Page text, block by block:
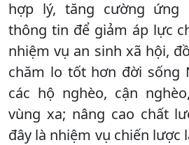
hợp lý, tăng cường ứng
thông tin để giảm áp lực
nhiệm vụ an sinh xã hội,
chăm lo tốt hơn đời sống
các hộ nghèo, cận
vùng xa; nâng cao chất
đây là nhiệm vụ chiến lược